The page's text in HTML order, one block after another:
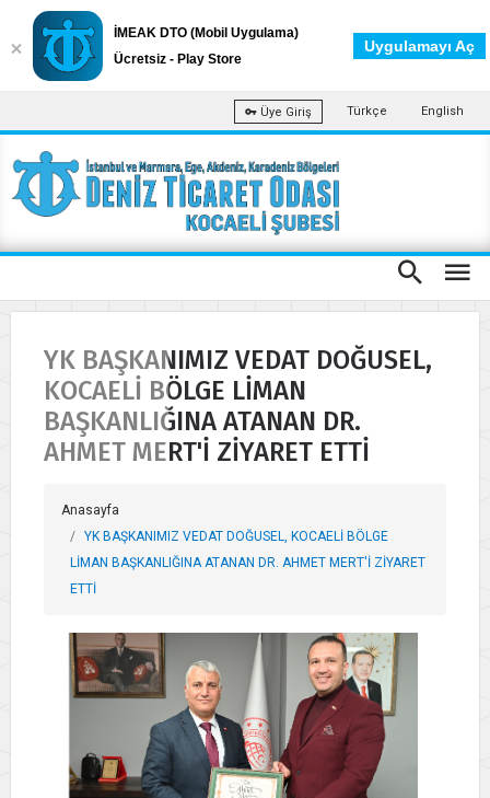
Üye Giriş Türkçe English
YK BAŞKANIMIZ VEDAT DOĞUSEL,
KOCAELİ BÖLGE LİMAN
BAŞKANLIĞINA ATANAN DR.
AHMET MERT'İ ZİYARET ETTİ
Anasayfa
YK BAŞKANIMIZ VEDAT DOĞUSEL, KOCAELİ BÖLGE
LİMAN BAŞKANLIĞINA ATANAN DR. AHMET MERT'İ ZİYARET
ETTİ
İMEAK DTO (Mobil Uygulama)
Ücretsiz - Play Store
Uygulamayı Aç